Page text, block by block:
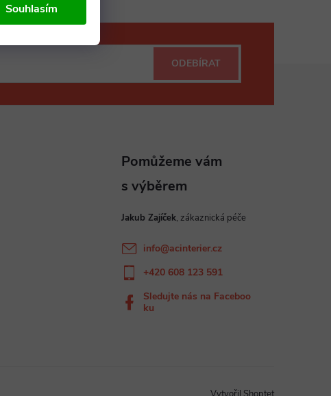
Souhlasím
ODEBÍRAT
Jakub Zajíček
info@acinterier.cz
+420 608 123 591
Sledujte nás na Faceboo
ku